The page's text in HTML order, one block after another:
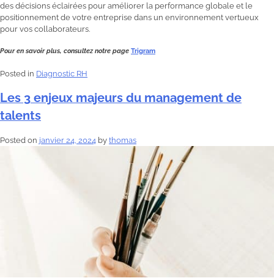
des décisions éclairées pour améliorer la performance globale et le
positionnement de votre entreprise dans un environnement vertueux
pour vos collaborateurs.
Pour en savoir plus, consultez notre page Trigram
Posted in Diagnostic RH
Les 3 enjeux majeurs du management de
talents
Posted on janvier 24, 2024 by thomas